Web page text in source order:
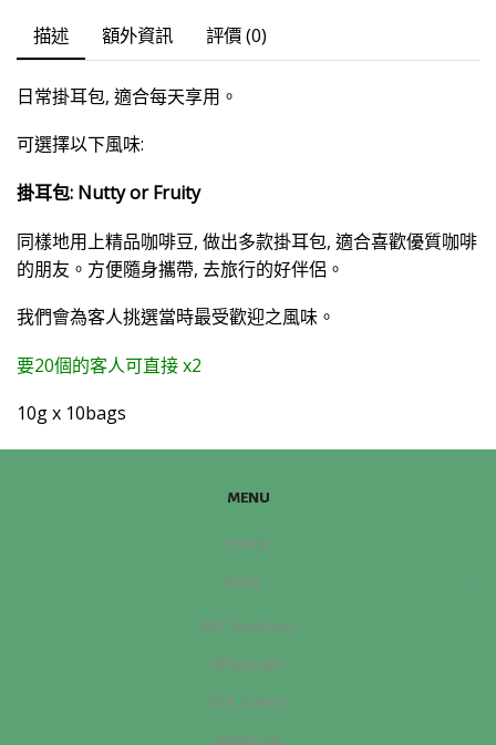
描述 額外資訊 評價 (0)
日常掛耳包, 適合每天享用。
可選擇以下風味:
掛耳包: Nutty or Fruity
同樣地用上精品咖啡豆, 做出多款掛耳包, 適合喜歡優質咖啡
的朋友。方便隨身攜帶, 去旅行的好伴侶。
我們會為客人挑選當時最受歡迎之風味。
要20個的客人可直接 x2
10g x 10bags
MENU
Home
Shop
IMF Roasters
Wholesale
SCA Course
About Us